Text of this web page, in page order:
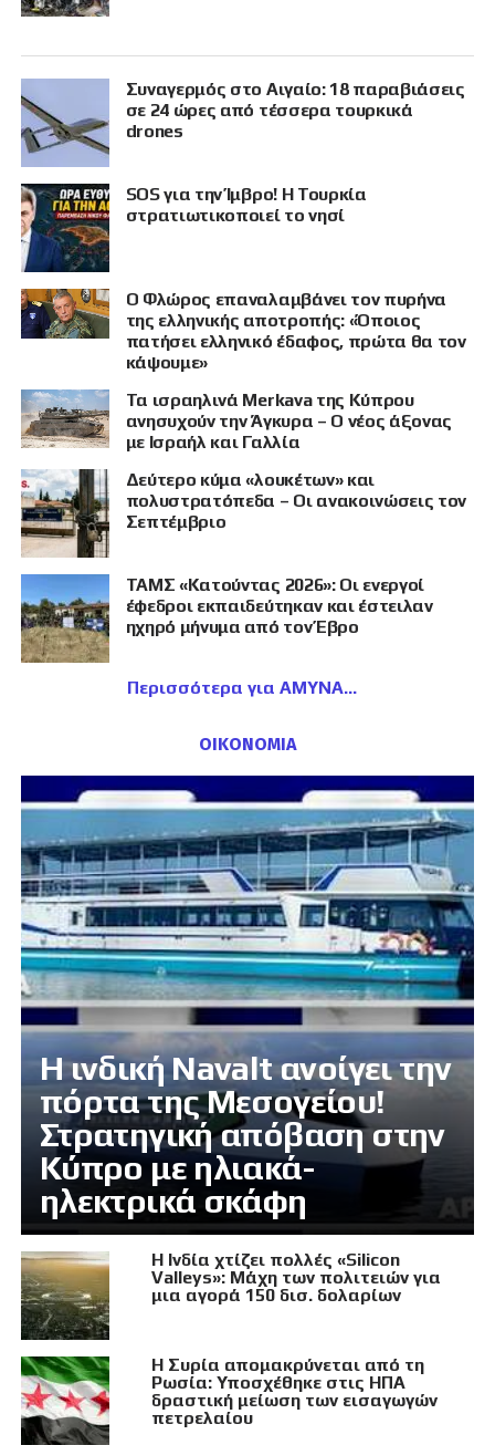
Συναγερμός στο Αιγαίο: 18 παραβιάσεις
σε 24 ώρες από τέσσερα τουρκικά
drones
SOS για την Ίμβρο! Η Τουρκία
στρατιωτικοποιεί το νησί
Ο Φλώρος επαναλαμβάνει τον πυρήνα
της ελληνικής αποτροπής: «Όποιος
πατήσει ελληνικό έδαφος, πρώτα θα τον
κάψουμε»
Τα ισραηλινά Merkava της Κύπρου
ανησυχούν την Άγκυρα – Ο νέος άξονας
με Ισραήλ και Γαλλία
Δεύτερο κύμα «λουκέτων» και
πολυστρατόπεδα – Οι ανακοινώσεις τον
Σεπτέμβριο
ΤΑΜΣ «Κατούντας 2026»: Οι ενεργοί
έφεδροι εκπαιδεύτηκαν και έστειλαν
ηχηρό μήνυμα από τον Έβρο
Περισσότερα για ΑΜΥΝΑ
ΟΙΚΟΝΟΜΙΑ
Η ινδική Navalt ανοίγει την
πόρτα της Μεσογείου!
Στρατηγική απόβαση στην
Κύπρο με ηλιακά-
ηλεκτρικά σκάφη
Η Ινδία χτίζει πολλές «Silicon
Valleys»: Μάχη των πολιτειών για
μια αγορά 150 δισ. δολαρίων
Η Συρία απομακρύνεται από τη
Ρωσία: Υποσχέθηκε στις ΗΠΑ
δραστική μείωση των εισαγωγών
πετρελαίου